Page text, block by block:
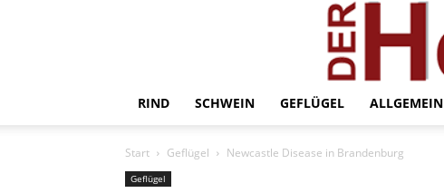
RIND SCHWEIN GEFLÜGEL ALLGEMEIN
Start Geflügel Newcastle Disease in Brandenburg
Geflügel